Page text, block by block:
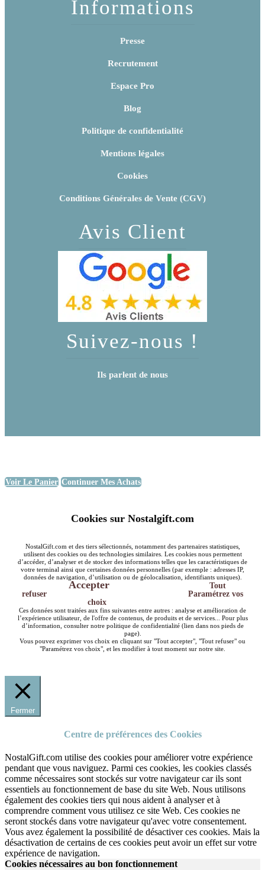
Informations
Presse
Recrutement
Espace Pro
Blog
Politique de confidentialité
Mentions légales
Cookies
Conditions Générales de Vente (CGV)
Avis Client
Suivez-nous !
Ils parlent de nous
Voir Le Panier Continuer Mes Achats
Cookies sur Nostalgift.com
NostalGift.com et des tiers sélectionnés, notamment des partenaires statistiques,
utilisent des cookies ou des technologies similaires. Les cookies nous permettent
d’accéder, d’analyser et de stocker des informations telles que les caractéristiques de
votre terminal ainsi que certaines données personnelles (par exemple : adresses IP,
données de navigation, d’utilisation ou de géolocalisation, identifiants uniques).
Accepter
Tout
refuser
Paramétrez vos
choix
Ces données sont traitées aux fins suivantes entre autres : analyse et amélioration de
l’expérience utilisateur, de l'offre de contenus, de produits et de services... Pour plus
d’information, consulter notre politique de confidentialité (lien dans nos pieds de
page).
Vous pouvez exprimer vos choix en cliquant sur "Tout accepter", "Tout refuser" ou
"Paramétrez vos choix", et les modifier à tout moment sur notre site.
Fermer
Centre de préférences des Cookies
NostalGift.com utilise des cookies pour améliorer votre expérience
pendant que vous naviguez. Parmi ces cookies, les cookies classés
comme nécessaires sont stockés sur votre navigateur car ils sont
essentiels au fonctionnement de base du site Web. Nous utilisons
également des cookies tiers qui nous aident à analyser et à
comprendre comment vous utilisez ce site Web. Ces cookies ne
seront stockés dans votre navigateur qu'avec votre consentement.
Vous avez également la possibilité de désactiver ces cookies. Mais la
désactivation de certains de ces cookies peut avoir un effet sur votre
expérience de navigation.
Cookies nécessaires au bon fonctionnement